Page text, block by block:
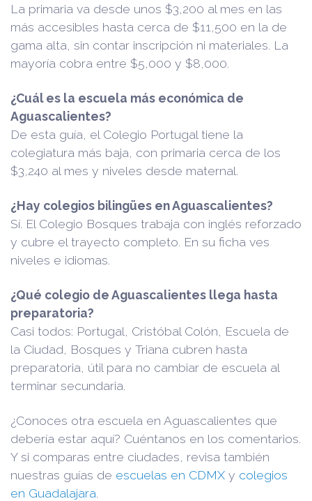
La primaria va desde unos $3,200 al mes en las
más accesibles hasta cerca de $11,500 en la de
gama alta, sin contar inscripción ni materiales. La
mayoría cobra entre $5,000 y $8,000.
¿Cuál es la escuela más económica de
Aguascalientes?
De esta guía, el Colegio Portugal tiene la
colegiatura más baja, con primaria cerca de los
$3,240 al mes y niveles desde maternal.
¿Hay colegios bilingües en Aguascalientes?
Sí. El Colegio Bosques trabaja con inglés reforzado
y cubre el trayecto completo. En su ficha ves
niveles e idiomas.
¿Qué colegio de Aguascalientes llega hasta
preparatoria?
Casi todos: Portugal, Cristóbal Colón, Escuela de
la Ciudad, Bosques y Triana cubren hasta
preparatoria, útil para no cambiar de escuela al
terminar secundaria.
¿Conoces otra escuela en Aguascalientes que
debería estar aquí? Cuéntanos en los comentarios.
Y si comparas entre ciudades, revisa también
nuestras guías de escuelas en CDMX y colegios
en Guadalajara